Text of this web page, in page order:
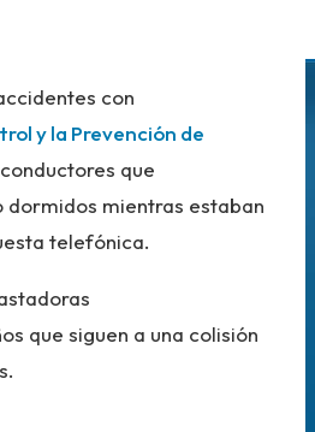
con
y la Prevención de
que
dormidos mientras estaban
telefónica.
que siguen a una colisión